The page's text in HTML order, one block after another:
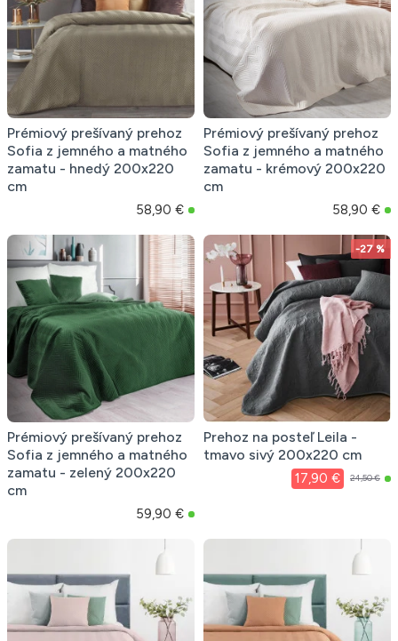
Prémiový prešívaný prehoz
Sofia z jemného a matného
zamatu - hnedý 200x220
cm
58,90 €
Prémiový prešívaný prehoz
Sofia z jemného a matného
zamatu - krémový 200x220
cm
58,90 €
Prémiový prešívaný prehoz
Sofia z jemného a matného
zamatu - zelený 200x220
cm
59,90 €
-27 %
Prehoz na posteľ Leila -
tmavo sivý 200x220 cm
17,90 € 24,50 €